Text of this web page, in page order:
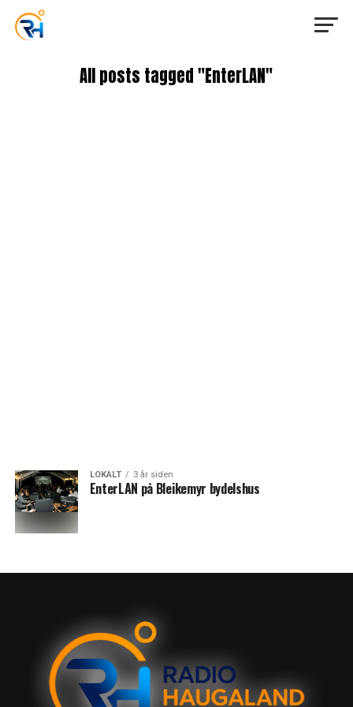
All posts tagged "EnterLAN"
LOKALT 3 år siden
EnterLAN på Bleikemyr bydelshus